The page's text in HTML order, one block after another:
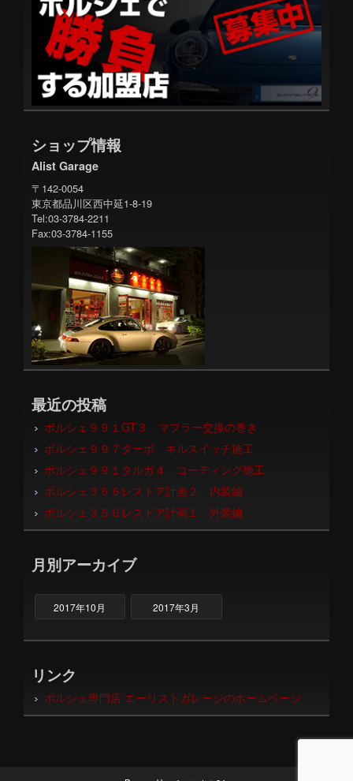
ショップ情報
Alist Garage
〒142-0054
東京都品川区西中延1-8-19
Tel:03-3784-2211
Fax:03-3784-1155
最近の投稿
ポルシェ９９１GT３ マフラー交換の巻き
ポルシェ９９７ターボ キルスイッチ施工
ポルシェ９９１タルガ４ コーティング施工
ポルシェ３５６レストア計画２ 内装編
ポルシェ３５６レストア計画１ 外装編
月別アーカイブ
2017年10月 2017年3月
リンク
ポルシェ専門店 エーリストガレージのホームページ